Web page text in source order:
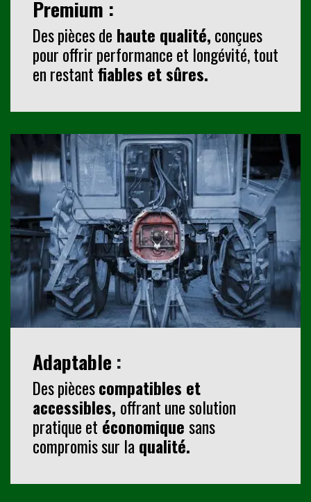
Premium :
Des pièces de haute qualité, conçues
pour offrir performance et longévité, tout
en restant fiables et sûres.
Adaptable :
Des piècescompatibles et
accessibles, offrant une solution
pratique et économique sans
compromis sur la qualité.